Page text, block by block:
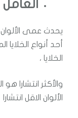
العامل
يحدث عمى الألوان
أحد أنواع الخلايا
الخلايا ،
والأكثر انتشارا هو
الألوان الاقل انتشارا